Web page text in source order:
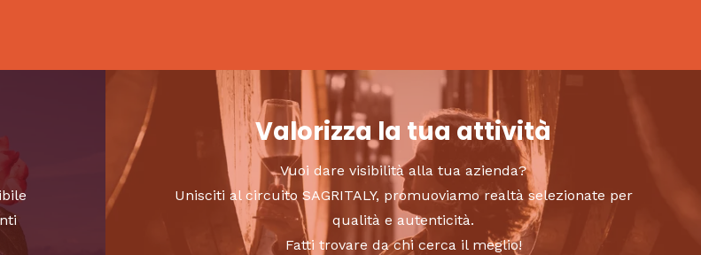
Valorizza la tua attività
Vuoi dare visibilità alla tua azienda?
Unisciti al circuito SAGRITALY, promuoviamo realtà selezionate per
qualità e autenticità.
Fatti trovare da chi cerca il meglio!